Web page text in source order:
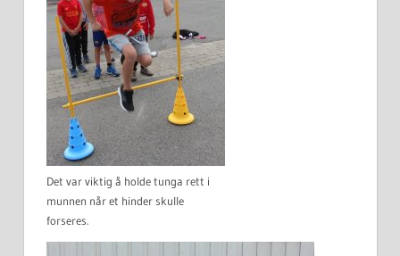
Det var viktig å holde tunga rett i
munnen når et hinder skulle
forseres.